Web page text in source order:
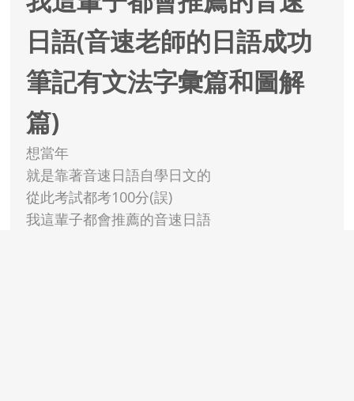
日語(音速老師的日語成功
筆記有文法字彙篇和圖解
篇)
想當年
就是靠著音速日語自學日文的
從此考試都考100分(誤)
我這輩子都會推薦的音速日語